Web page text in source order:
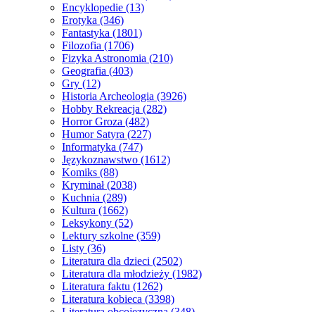
Encyklopedie (13)
Erotyka (346)
Fantastyka (1801)
Filozofia (1706)
Fizyka Astronomia (210)
Geografia (403)
Gry (12)
Historia Archeologia (3926)
Hobby Rekreacja (282)
Horror Groza (482)
Humor Satyra (227)
Informatyka (747)
Językoznawstwo (1612)
Komiks (88)
Kryminał(2038)
Kuchnia (289)
Kultura (1662)
Leksykony (52)
Lektury szkolne (359)
Listy (36)
Literatura dla dzieci (2502)
Literatura dla młodzieży (1982)
Literatura faktu (1262)
Literatura kobieca (3398)